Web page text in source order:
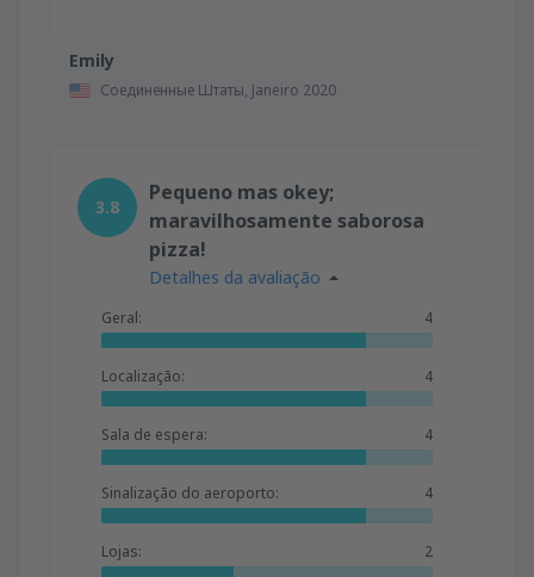
Emily
Соединенные Штаты, Janeiro 2020
3.8
Pequeno mas okey;
maravilhosamente saborosa
pizza!
Detalhes da avaliação
Geral: 4
Localização: 4
Sala de espera: 4
Sinalização do aeroporto: 4
Lojas: 2